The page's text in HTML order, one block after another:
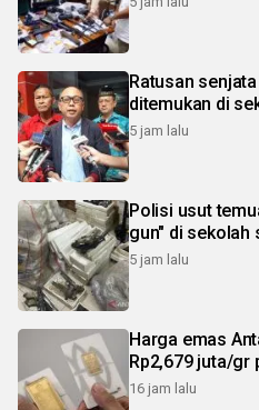
Ratusan
ditemukan di
5 jam lalu
Polisi usut
gun" di sekolah
5 jam lalu
Harga emas
Rp2,679 juta/gr
16 jam lalu